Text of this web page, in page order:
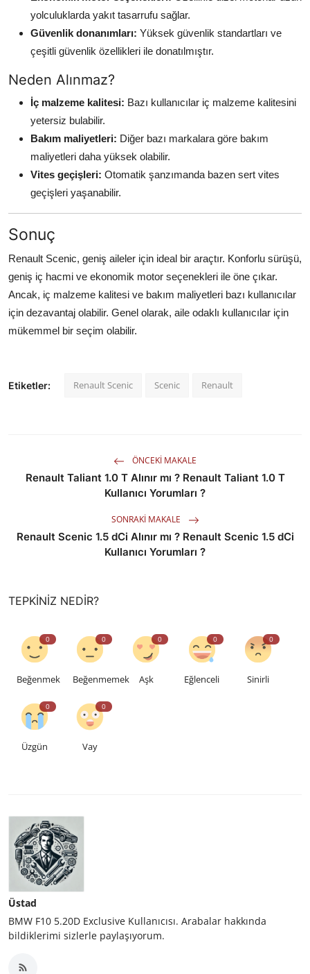
yolculuklarda yakıt tasarrufu sağlar.
Güvenlik donanımları: Yüksek güvenlik standartları ve
çeşitli güvenlik özellikleri ile donatılmıştır.
Neden Alınmaz?
İç malzeme kalitesi: Bazı kullanıcılar iç malzeme kalitesini
yetersiz bulabilir.
Bakım maliyetleri: Diğer bazı markalara göre bakım
maliyetleri daha yüksek olabilir.
Vites geçişleri: Otomatik şanzımanda bazen sert vites
geçişleri yaşanabilir.
Sonuç
Renault Scenic, geniş aileler için ideal bir araçtır. Konforlu sürüşü,
geniş iç hacmi ve ekonomik motor seçenekleri ile öne çıkar.
Ancak, iç malzeme kalitesi ve bakım maliyetleri bazı kullanıcılar
için dezavantaj olabilir. Genel olarak, aile odaklı kullanıcılar için
mükemmel bir seçim olabilir.
Etiketler: Renault Scenic Scenic Renault
ÖNCEKI MAKALE
Renault Taliant 1.0 T Alınır mı ? Renault Taliant 1.0 T
Kullanıcı Yorumları ?
SONRAKI MAKALE
Renault Scenic 1.5 dCi Alınır mı ? Renault Scenic 1.5 dCi
Kullanıcı Yorumları ?
TEPKINIZ NEDIR?
0
Beğenmek
0
Beğenmemek
0
Aşk
0
Eğlenceli
0
Sinirli
0
Üzgün
0
Vay
Üstad
BMW F10 5.20D Exclusive Kullanıcısı. Arabalar hakkında
bildiklerimi sizlerle paylaşıyorum.